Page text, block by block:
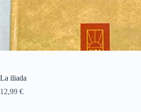
La iliada
12,99 €